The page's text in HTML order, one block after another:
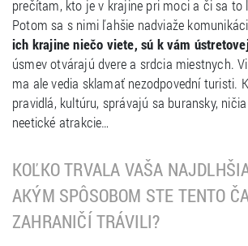
prečítam, kto je v krajine pri moci a či sa to
Potom sa s nimi ľahšie nadviaže
ich krajine niečo viete, sú k vám
úsmev otvárajú dvere a srdcia miestnych.
ma ale vedia sklamať nezodpovední turisti.
pravidlá, kultúru, správajú sa buransky,
neetické atrakcie…
KOĽKO TRVALA VAŠA
AKÝM SPÔSOBOM STE TENTO
ZAHRANIČÍ TRÁVILI?